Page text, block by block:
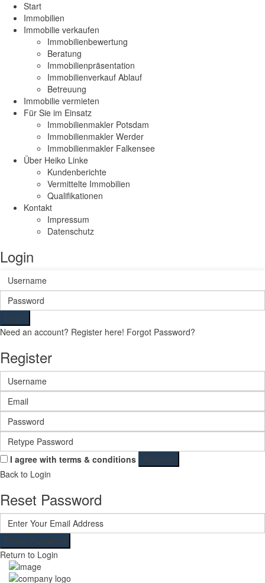
Start
Immobilien
Immobilie verkaufen
Immobilienbewertung
Beratung
Immobilienpräsentation
Immobilienverkauf Ablauf
Betreuung
Immobilie vermieten
Für Sie im Einsatz
Immobilienmakler Potsdam
Immobilienmakler Werder
Immobilienmakler Falkensee
Über Heiko Linke
Kundenberichte
Vermittelte Immobilien
Qualifikationen
Kontakt
Impressum
Datenschutz
Login
Login
Need an account? Register here! Forgot Password?
Register
I agree with terms & conditions
Register
Back to Login
Reset Password
Reset Password
Return to Login